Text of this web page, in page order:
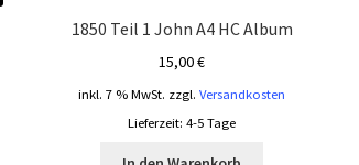
1850 Teil 1 John A4 HC Album
15,00€
inkl. 7 % MwSt. zzgl.Versandkosten
Lieferzeit:4-5 Tage